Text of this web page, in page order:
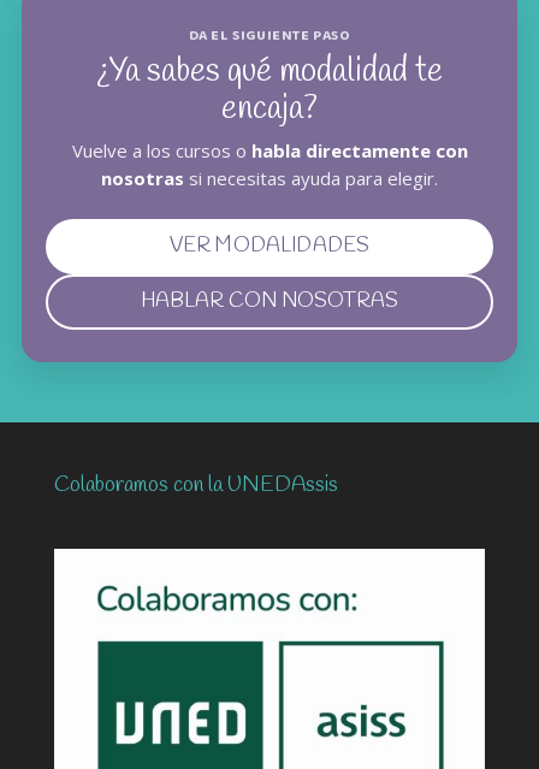
DA EL SIGUIENTE PASO
¿Ya sabes qué modalidad te
encaja?
Vuelve a los cursos o habla directamente con
nosotras si necesitas ayuda para elegir.
VER MODALIDADES
HABLAR CON NOSOTRAS
(SE ABRE EN UNA
Colaboramos con la UNEDAssis